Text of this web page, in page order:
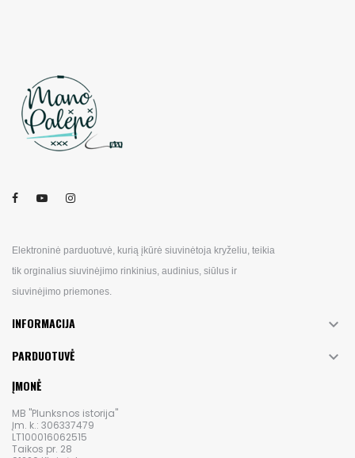
Elektroninė parduotuvė, kurią įkūrė siuvinėtoja kryželiu, teikia
tik orginalius siuvinėjimo rinkinius, audinius, siūlus ir
siuvinėjimo priemones.
INFORMACIJA 
PARDUOTUVĖ 
ĮMONĖ
MB "Plunksnos istorija"
Įm. k.: 306337479
LT100016062515
Taikos pr. 28